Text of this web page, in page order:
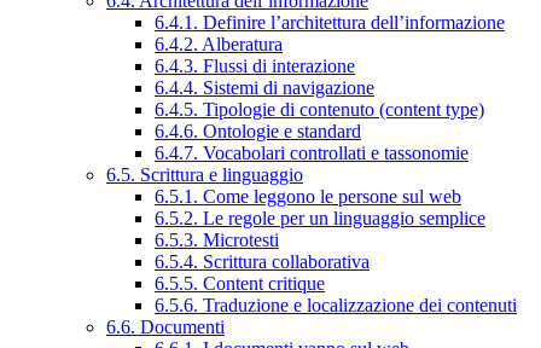
6.4.1. Definire l’architettura dell’informazione
6.4.2. Alberatura
6.4.3. Flussi di interazione
6.4.4. Sistemi di navigazione
6.4.5. Tipologie di contenuto (content type)
6.4.6. Ontologie e standard
6.4.7. Vocabolari controllati e tassonomie
6.5. Scrittura e linguaggio
6.5.1. Come leggono le persone sul web
6.5.2. Le regole per un linguaggio semplice
6.5.3. Microtesti
6.5.4. Scrittura collaborativa
6.5.5. Content critique
6.5.6. Traduzione e localizzazione dei contenuti
6.6. Documenti